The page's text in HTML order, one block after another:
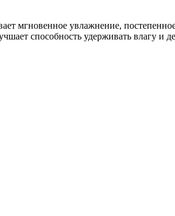
мгновенное увлажнение,
способность удерживать влагу и